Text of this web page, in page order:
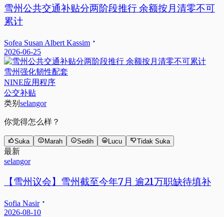
雪州公共交通补贴分两阶段推行 余额按月清零不可
累计
Sofea Susan Albert Kassim
2026-06-25
雪州强化韧性配套
NINE应用程序
公交补贴
类别 selangor
你觉得怎么样？
Suka Marah Sedih Lucu Tidak Suka
最新
selangor
【雪州议会】雪州截至今年7月 逾21万职缺待填补
Sofia Nasir
2026-08-10